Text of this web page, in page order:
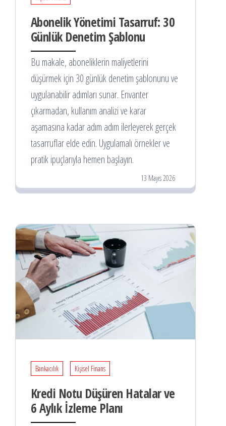
Abonelik Yönetimi Tasarruf: 30
Günlük Denetim Şablonu
Bu makale, aboneliklerin maliyetlerini
düşürmek için 30 günlük denetim şablonunu ve
uygulanabilir adımları sunar. Envanter
çıkarmadan, kullanım analizi ve karar
aşamasına kadar adım adım ilerleyerek gerçek
tasarruflar elde edin. Uygulamalı örnekler ve
pratik ipuçlarıyla hemen başlayın.
13 Mayıs 2026
Bankacılık Kişisel Finans
Kredi Notu Düşüren Hatalar ve
6 Aylık İzleme Planı